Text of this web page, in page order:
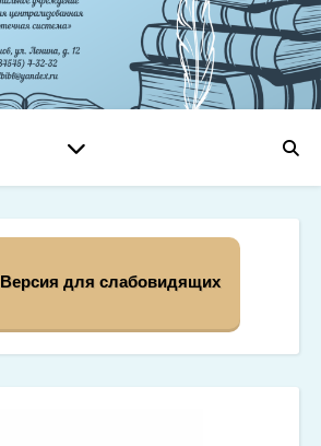
Версия для слабовидящих